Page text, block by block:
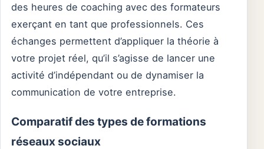
des heures de coaching avec des formateurs
exerçant en tant que professionnels. Ces
échanges permettent d’appliquer la théorie à
votre projet réel, qu’il s’agisse de lancer une
activité d’indépendant ou de dynamiser la
communication de votre entreprise.
Comparatif des types de formations
réseaux sociaux